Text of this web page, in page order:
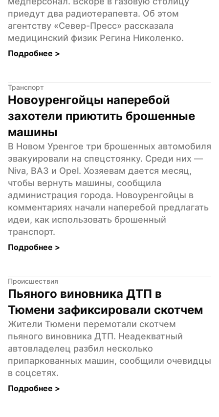
приедут два радиотерапевта. Об этом
агентству «Север-Пресс» рассказала
медицинский физик Регина Николенко.
Подробнее >
Транспорт
Новоуренгойцы наперебой
захотели приютить брошенные
машины
В Новом Уренгое три брошенных автомобиля
эвакуировали на спецстоянку. Среди них —
Niva, ВАЗ и Opel. Хозяевам дается месяц,
чтобы вернуть машины, сообщила
администрация города. Новоуренгойцы в
комментариях начали наперебой предлагать
идеи, как использовать брошенный
транспорт.
Подробнее >
Происшествия
Пьяного виновника ДТП в
Тюмени зафиксировали скотчем
Жители Тюмени перемотали скотчем
пьяного виновника ДТП. Неадекватный
автовладелец разбил несколько
припаркованных машин, сообщили очевидцы
в соцсетях.
Подробнее >